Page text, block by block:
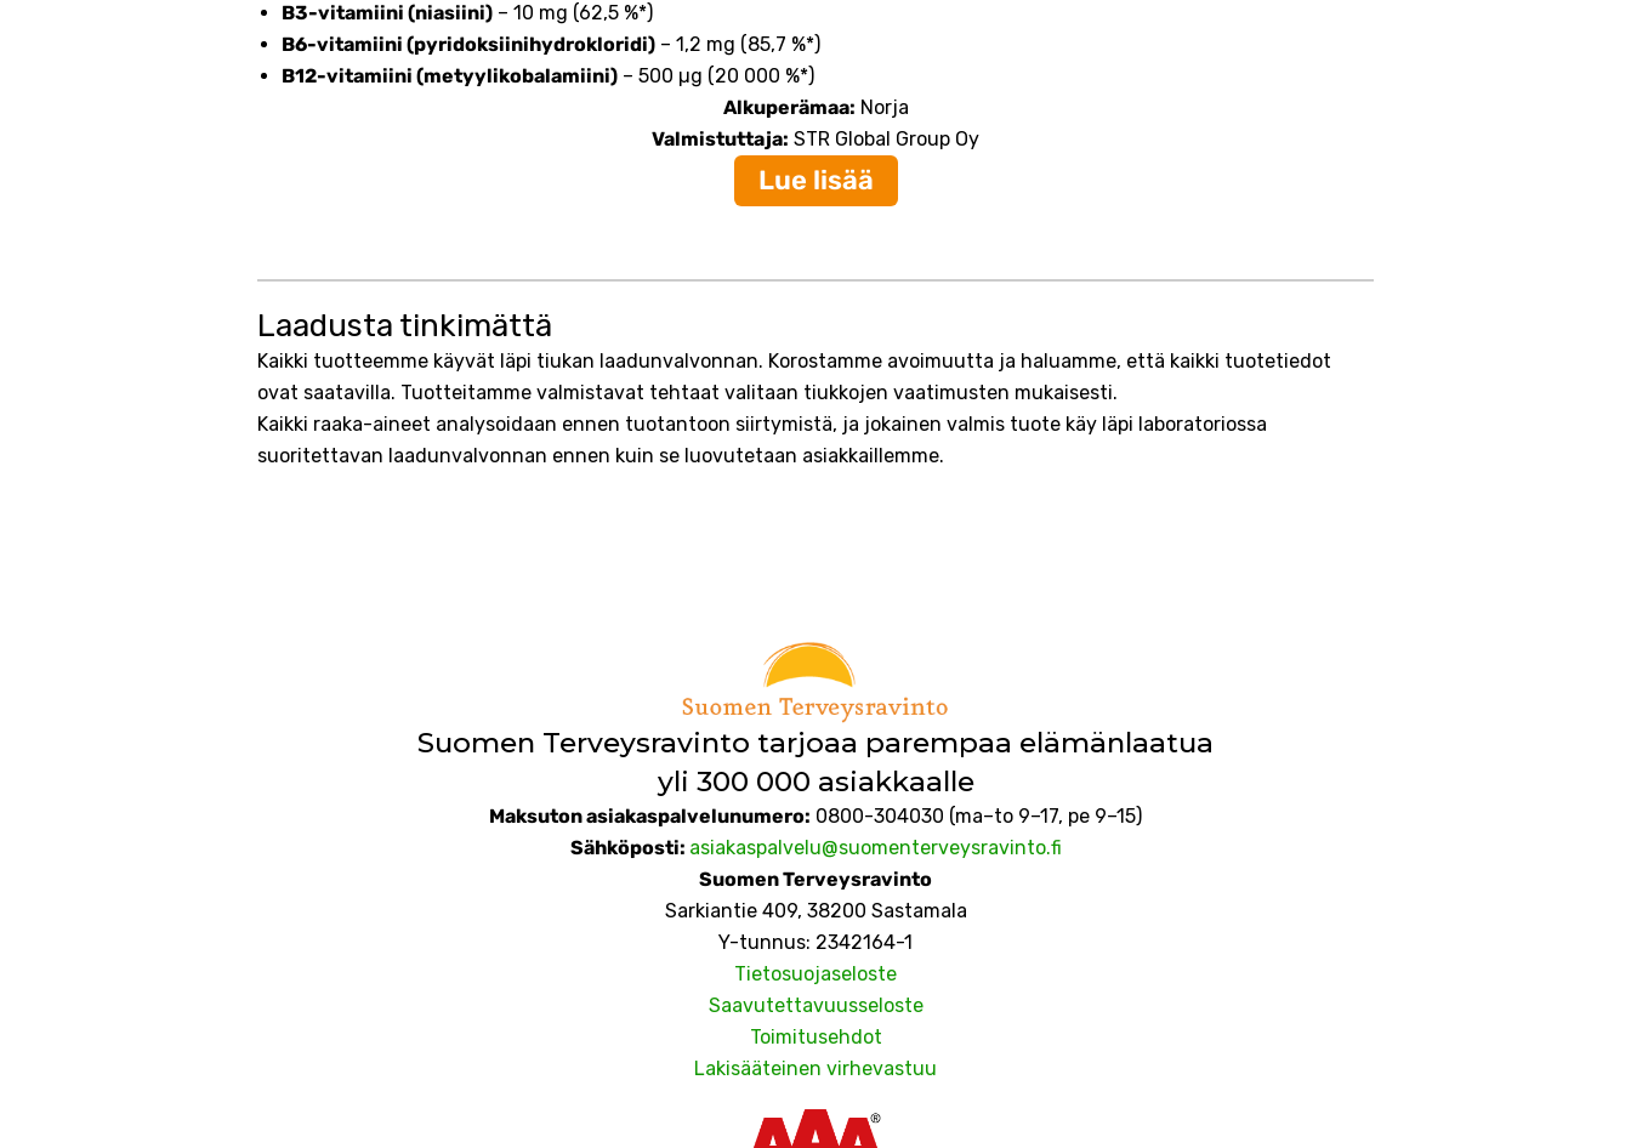
B3-vitamiini (niasiini) – 10 mg (62,5 %*)
B6-vitamiini (pyridoksiinihydrokloridi) – 1,2 mg (85,7 %*)
B12-vitamiini (metyylikobalamiini) – 500 µg (20 000 %*)
Alkuperämaa: Norja
Valmistuttaja: STR Global Group Oy
Lue lisää
Laadusta tinkimättä
Kaikki tuotteemme käyvät läpi tiukan laadunvalvonnan. Korostamme avoimuutta ja haluamme, että kaikki tuotetiedot
ovat saatavilla. Tuotteitamme valmistavat tehtaat valitaan tiukkojen vaatimusten mukaisesti.
Kaikki raaka-aineet analysoidaan ennen tuotantoon siirtymistä, ja jokainen valmis tuote käy läpi laboratoriossa
suoritettavan laadunvalvonnan ennen kuin se luovutetaan asiakkaillemme.
Suomen Terveysravinto tarjoaa parempaa elämänlaatua
yli 300 000 asiakkaalle
Maksuton asiakaspalvelunumero: 0800-304030 (ma–to 9–17, pe 9–15)
Sähköposti: asiakaspalvelu@suomenterveysravinto.fi
Suomen Terveysravinto
Sarkiantie 409, 38200 Sastamala
Y-tunnus: 2342164-1
Tietosuojaseloste
Saavutettavuusseloste
Toimitusehdot
Lakisääteinen virhevastuu